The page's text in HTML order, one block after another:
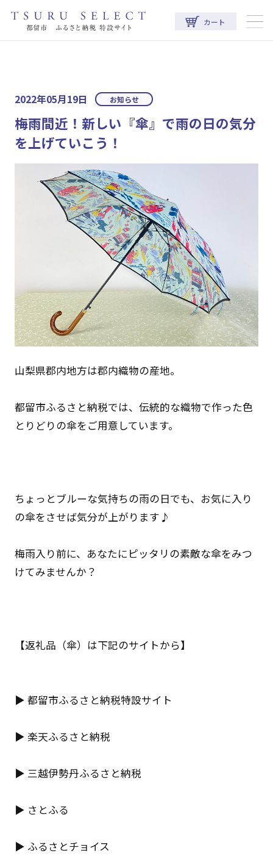
カート
2022年05月19日 お知らせ
梅雨間近！新しい『傘』で雨の日の気分
を上げていこう！
山梨県郡内地方は郡内織物の産地。
都留市ふるさと納税では、伝統的な織物で作った色
とりどりの傘をご用意しています。
ちょっとブルーな気持ちの雨の日でも、お気に入り
の傘をさせば気分が上がります♪
梅雨入り前に、あなたにピッタリの素敵な傘をみつ
けてみませんか？
【返礼品（傘）は下記のサイトから】
▶ 都留市ふるさと納税特設サイト
▶ 楽天ふるさと納税
▶ 三越伊勢丹ふるさと納税
▶ さとふる
▶ ふるさとチョイス